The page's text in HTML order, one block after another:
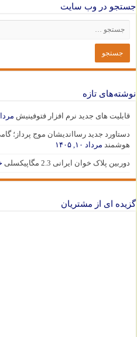
جستجو در وب سایت
نوشته‌های تازه
قابلیت های جدید نرم افزار فتوفینیش مرداد ۱۱,
دستاورد جدید رسااندیشان موج پرداز؛
هوشمند مرداد ۱۰, ۱۴۰۵
دوربین پلاک خوان ایرانی 2.3 مگاپیکسلی
گزیده ای از مشتریان